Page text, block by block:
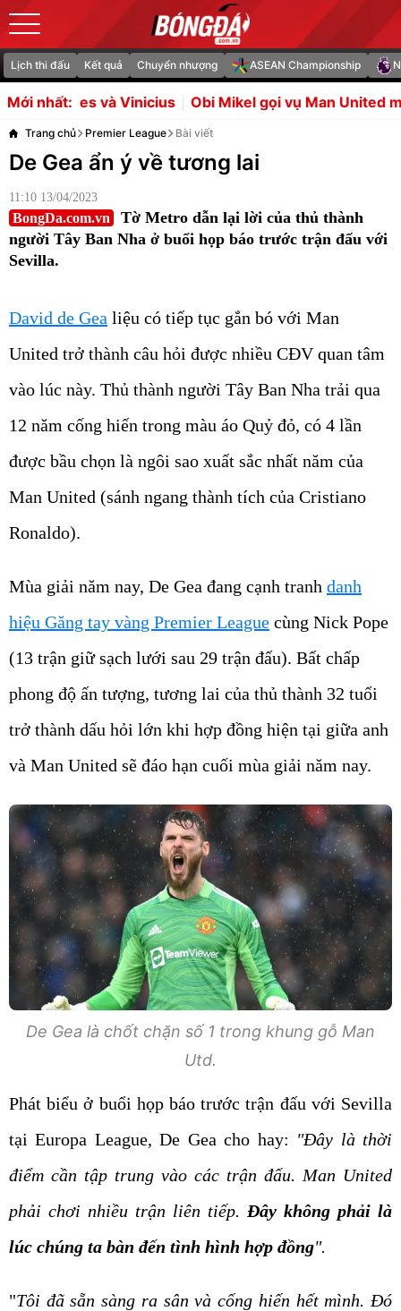
Lịch thi đấu Kết quả Chuyển nhượng ASEAN Championship
Mới nhất:Obi Mikel gọi vụ Man United mua Tielemans là vụ
Trang chủ Premier League Bài viết
De Gea ẩn ý về tương lai
11:10 13/04/2023
BongDa.com.vn
Tờ Metro dẫn lại lời của thủ thành
người Tây Ban Nha ở buổi họp báo trước trận đấu với
Sevilla.
David de Gea liệu có tiếp tục gắn bó với Man
United trở thành câu hỏi được nhiều CĐV quan tâm
vào lúc này. Thủ thành người Tây Ban Nha trải qua
12 năm cống hiến trong màu áo Quỷ đỏ, có 4 lần
được bầu chọn là ngôi sao xuất sắc nhất năm của
Man United (sánh ngang thành tích của Cristiano
Ronaldo).
Mùa giải năm nay, De Gea đang cạnh tranh danh
hiệu Găng tay vàng Premier League cùng Nick Pope
(13 trận giữ sạch lưới sau 29 trận đấu). Bất chấp
phong độ ấn tượng, tương lai của thủ thành 32 tuổi
trở thành dấu hỏi lớn khi hợp đồng hiện tại giữa anh
và Man United sẽ đáo hạn cuối mùa giải năm nay.
De Gea là chốt chặn số 1 trong khung gỗ Man
Utd.
Phát biểu ở buổi họp báo trước trận đấu với Sevilla
tại Europa League, De Gea cho hay: "Đây là thời
điểm cần tập trung vào các trận đấu. Man United
phải chơi nhiều trận liên tiếp. Đây không phải là
lúc chúng ta bàn đến tình hình hợp đồng".
"Tôi đã sẵn sàng ra sân và cống hiến hết mình. Đó